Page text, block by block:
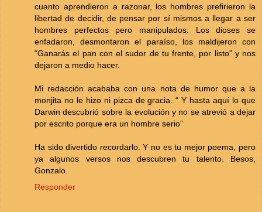
cuanto aprendieron a razonar, los hombres prefirieron la
libertad de decidir, de pensar por sí mismos a llegar a ser
hombres perfectos pero manipulados. Los dioses se
enfadaron, desmontaron el paraíso, los maldijeron con
“Ganarás el pan con el sudor de tu frente, por listo” y nos
dejaron a medio hacer.
Mi redacción acababa con una nota de humor que a la
monjita no le hizo ni pizca de gracia. “ Y hasta aquí lo que
Darwin descubrió sobre la evolución y no se atrevió a dejar
por escrito porque era un hombre serio”
Ha sido divertido recordarlo. Y no es tu mejor poema, pero
ya algunos versos nos descubren tu talento. Besos,
Gonzalo.
Responder